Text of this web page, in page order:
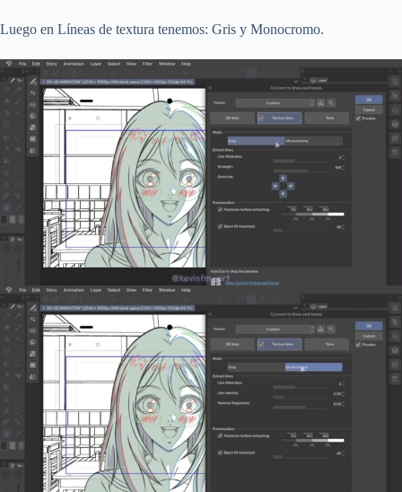
Luego en Líneas de textura tenemos: Gris y Monocromo.